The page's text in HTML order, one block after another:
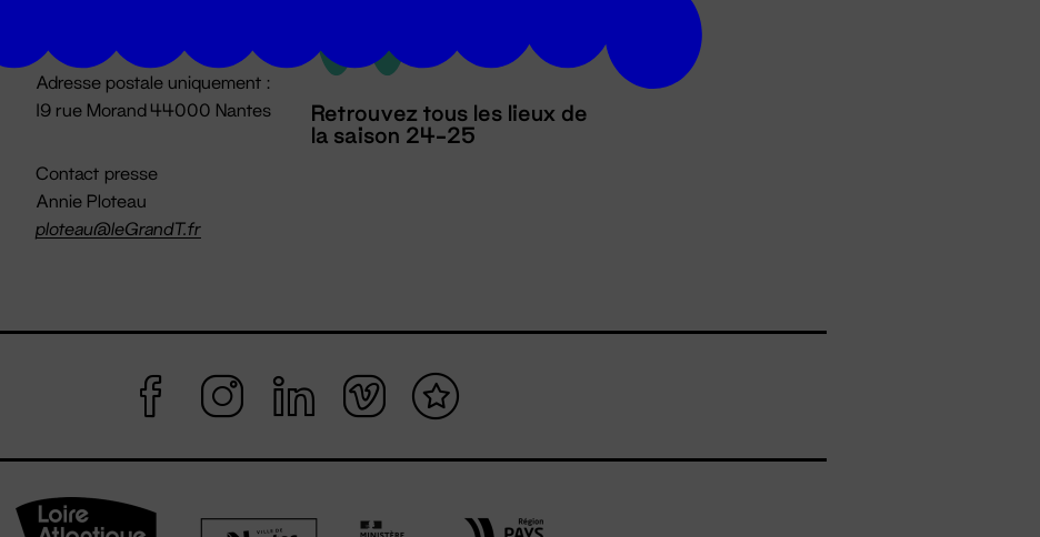
Adresse postale uniquement :
19 rue Morand 44000 Nantes
Contact presse
Annie Ploteau
ploteau@leGrandT.fr
Retrouvez tous les lieux de
la saison 24-25